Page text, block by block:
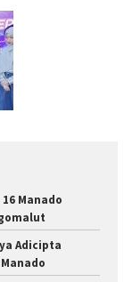
Manado
Adicipta